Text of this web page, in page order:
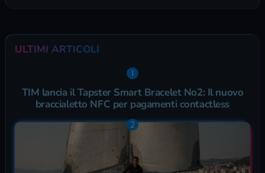
ULTIMI ARTICOLI
TIM lancia il Tapster Smart Bracelet No2: Il nuovo
braccialetto NFC per pagamenti contactless